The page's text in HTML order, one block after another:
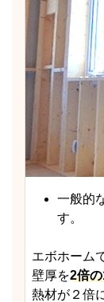
一般的
す。
エボホーム
壁厚を2倍
熱材が２倍